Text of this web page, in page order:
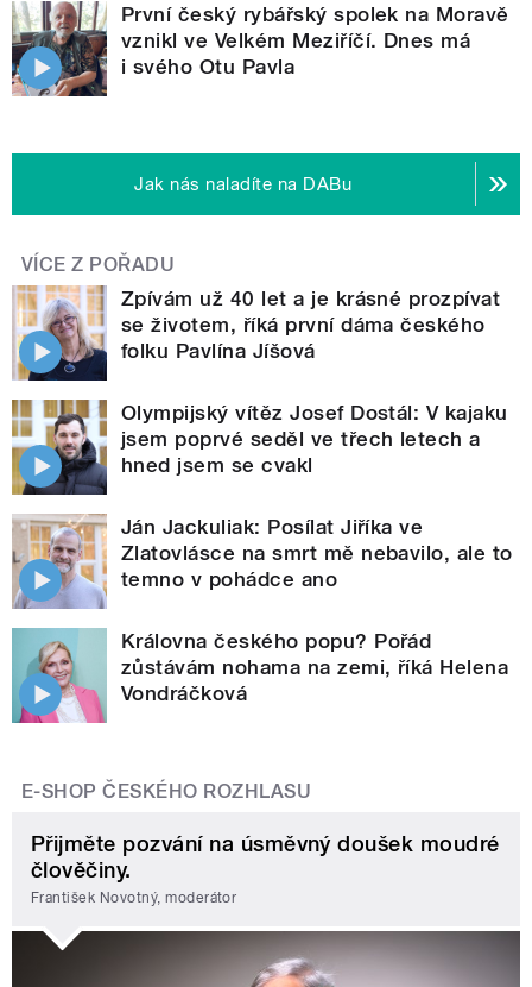
První český rybářský spolek na Moravě
vznikl ve Velkém Meziříčí. Dnes má
i svého Otu Pavla
Jak nás naladíte na DABu
VÍCE Z POŘADU
Zpívám už 40 let a je krásné prozpívat
se životem, říká první dáma českého
folku Pavlína Jíšová
Olympijský vítěz Josef Dostál: V kajaku
jsem poprvé seděl ve třech letech a
hned jsem se cvakl
Ján Jackuliak: Posílat Jiříka ve
Zlatovlásce na smrt mě nebavilo, ale to
temno v pohádce ano
Královna českého popu? Pořád
zůstávám nohama na zemi, říká Helena
Vondráčková
E-SHOP ČESKÉHO ROZHLASU
Přijměte pozvání na úsměvný doušek moudré
člověčiny.
František Novotný, moderátor